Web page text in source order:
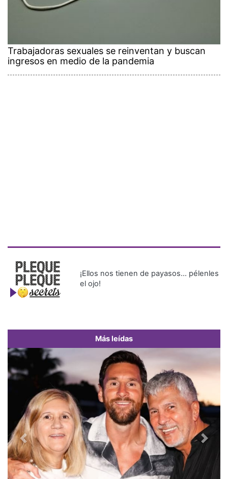
Trabajadoras sexuales se reinventan y buscan
ingresos en medio de la pandemia
¡Ellos nos tienen de payasos… pélenles
el ojo!
Más leídas
Previous Next